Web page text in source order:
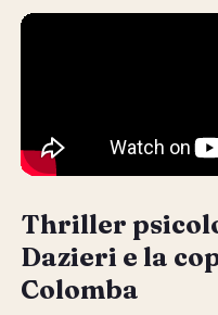
Thriller
Dazieri e la
Colomba